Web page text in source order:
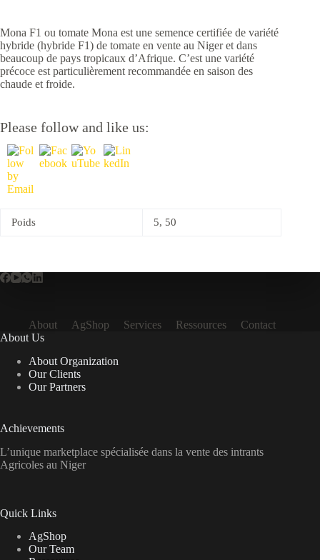
Mona F1 ou tomate Mona est une semence certifiée de variété
hybride (hybride F1) de tomate en vente au Niger et dans
beaucoup de pays tropicaux d’Afrique. C’est une variété
précoce est particulièrement recommandée en saison des
chaude et froide.
Please follow and like us:
Poids 5, 50
About AgShop Services Ressources
Contact
About Us
About Organization
Our Clients
Our Partners
Achievements
L’unique marketplace spécialisée dans la vente des intrants
Agricoles au Niger
Quick Links
AgShop
Our Team